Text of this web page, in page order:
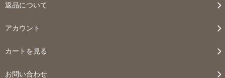
返品について
アカウント
カートを見る
お問い合わせ